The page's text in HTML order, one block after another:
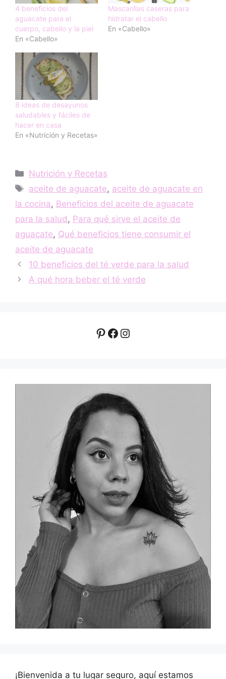
4 beneficios del
aguacate para el
cuerpo, cabello y la piel
En «Cabello»
Mascarillas caseras para
hidratar el cabello
En «Cabello»
8 ideas de desayunos
saludables y fáciles de
hacer en casa
En «Nutrición y Recetas»
Categorías
Nutrición y Recetas
Etiquetas
aceite de aguacate, aceite de aguacate en
la cocina , Beneficios del aceite de aguacate
para la salud , Para qué sirve el aceite de
aguacate, Qué beneficios tiene consumir el
aceite de aguacate
10 beneficios del té verde para la salud
A qué hora beber el té verde
Pinterest
Facebook
Instagram
¡Bienvenida a tu lugar seguro, aquí estamos